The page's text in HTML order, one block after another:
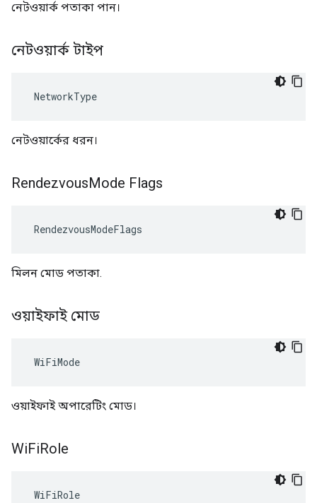
নেটওয়ার্ক পতাকা পান।
নেটওয়ার্ক টাইপ
NetworkType
নেটওয়ার্কের ধরন।
RendezvousMode Flags
RendezvousModeFlags
মিলন মোড পতাকা.
ওয়াইফাই মোড
WiFiMode
ওয়াইফাই অপারেটিং মোড।
WiFiRole
WiFiRole